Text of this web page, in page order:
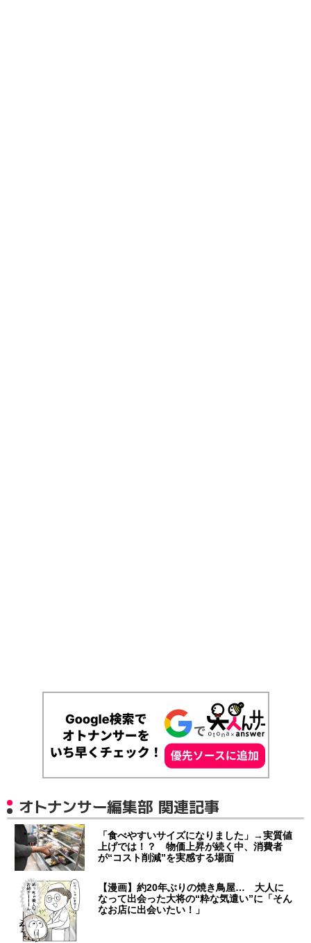
オトナンサー編集部 関連記事
「食べやすいサイズになりました」→実質値
上げでは！？ 物価上昇が続く中、消費者
が“コスト削減”を実感する場面
【漫画】約20年ぶりの焼き鳥屋… 大人に
なって出会った大将の“粋な気遣い”に「そん
なお店に出会いたい！」